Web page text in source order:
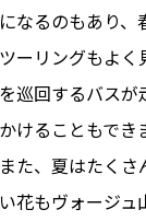
なるのもあり、
ーリングもよ
巡回するバス
けることもでき
た、夏はたくさ
花もヴォージュ